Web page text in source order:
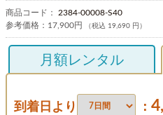
商品コード： 2384-00008-S40
参考価格： 17,900円 （税込 19,690 円）
月額レンタル
到着日より ：